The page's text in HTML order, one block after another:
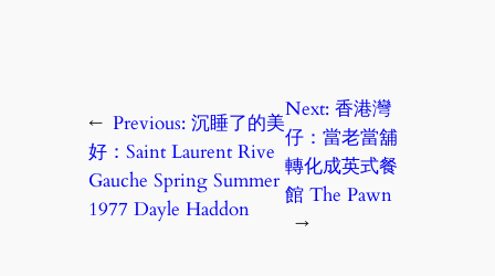
← Previous: 沉睡了的美
好：Saint Laurent Rive
Gauche Spring Summer
1977 Dayle Haddon
Next: 香港灣
仔：當老當舖
轉化成英式餐
館 The Pawn
→